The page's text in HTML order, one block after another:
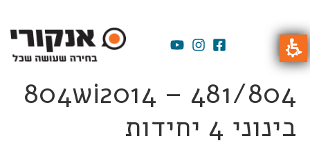
804wi2014 – 481/804
בינוני 4 יחידות